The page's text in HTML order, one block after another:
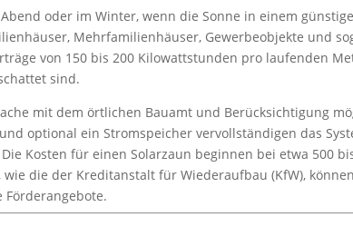
oder im Winter, wenn die Sonne in einem
Mehrfamilienhäuser, Gewerbeobjekte und
von 150 bis 200 Kilowattstunden pro laufenden
sind.
mit dem örtlichen Bauamt und Berücksichtigung
optional ein Stromspeicher vervollständigen das
Kosten für einen Solarzaun beginnen bei etwa 500
die der Kreditanstalt für Wiederaufbau (KfW),